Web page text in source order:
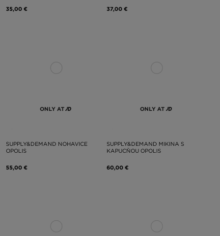
35,00 € 37,00 €
ONLY AT
SUPPLY&DEMAND NOHAVICE
OPOLIS
55,00 €
ONLY AT
SUPPLY&DEMAND MIKINA S
KAPUCŇOU OPOLIS
60,00 €